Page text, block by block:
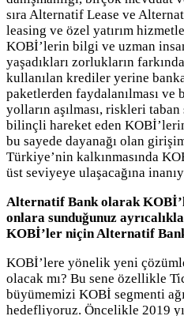
sıra Alternatif Lease ve
leasing ve özel yatırım
KOBİ’lerin bilgi ve uzman
yaşadıkları zorlukların
kullanılan krediler yerine
paketlerden faydalanılması ve
yolların aşılması, riskleri
bilinçli hareket eden
bu sayede dayanağı olan
Türkiye’nin kalkınmasında
üst seviyeye ulaşacağına
Alternatif Bank olarak
onlara sunduğunuz
KOBİ’ler niçin Alternatif
KOBİ’lere yönelik yeni
olacak mı? Bu sene özellikle
büyümemizi KOBİ segmenti
hedefliyoruz. Öncelikle 2019